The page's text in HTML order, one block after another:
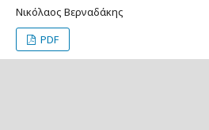
Νικόλαος Βερναδάκης
PDF